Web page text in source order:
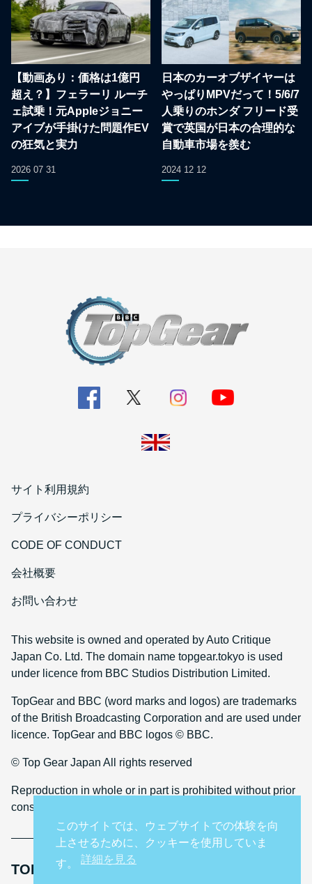
【動画あり：価格は1億円
超え？】フェラーリ ルーチ
ェ試乗！元Appleジョニー
アイブが手掛けた問題作EV
の狂気と実力
2026 07 31
日本のカーオブザイヤーは
やっぱりMPVだって！5/6/7
人乗りのホンダ フリード受
賞で英国が日本の合理的な
自動車市場を羨む
2024 12 12
サイト利用規約
プライバシーポリシー
CODE OF CONDUCT
会社概要
お問い合わせ
This website is owned and operated by Auto Critique
Japan Co. Ltd. The domain name topgear.tokyo is used
under licence from BBC Studios Distribution Limited.
TopGear and BBC (word marks and logos) are trademarks
of the British Broadcasting Corporation and are used under
licence. TopGear and BBC logos © BBC.
© Top Gear Japan All rights reserved
Reproduction in whole or in part is prohibited without prior
consent
TOP GEAR INTERNATIONAL SITES
このサイトでは、ウェブサイトでの体験を向
上させるために、クッキーを使用していま
す。 詳細を見る